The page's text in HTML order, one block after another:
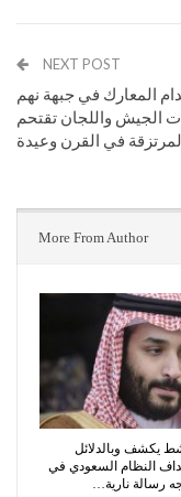
NEXT POST
المعارك في جبهة نهم
الجيش واللجان تقتحم
في القرن وعيدة
More From Author
يكشف وبالدلائل
النظام السعودي في
رسالة نارية…